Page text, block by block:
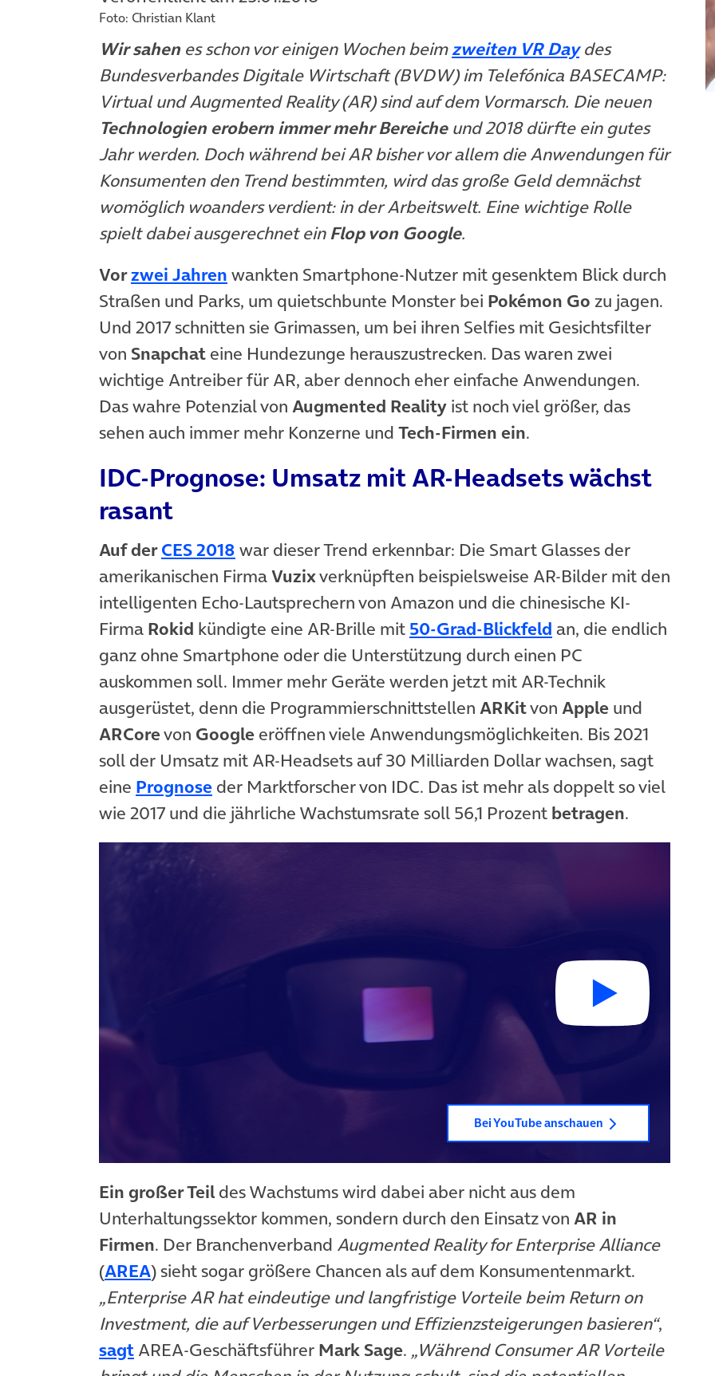
Foto: Christian Klant
Wir sahen es schon vor einigen Wochen beimzweiten VR Day(öffnet in
des
Bundesverbandes Digitale Wirtschaft (BVDW) im Telefónica BASECAMP:
Virtual und Augmented Reality (AR) sind auf dem Vormarsch. Die neuen
Technologien erobern immer mehr Bereicheund 2018 dürfte ein gutes
Jahr werden. Doch während bei ARbisher vor allem die Anwendungen für
Konsumenten den Trend bestimmten, wird das große Geld demnächst
womöglich woanders verdient: in der Arbeitswelt. Eine wichtige Rolle
spielt dabei ausgerechnet einFlop von Google.
Vorzwei Jahren (öffnet in neuem Tab)
wankten Smartphone-Nutzer mit gesenktem Blick durch
Straßen und Parks, um quietschbunte Monster bei Pokémon Go zu jagen.
Und 2017 schnitten sie Grimassen, um bei ihren Selfies mit Gesichtsfilter
von Snapchat eine Hundezunge herauszustrecken. Das waren zwei
wichtige Antreiber für AR, aber dennoch eher einfache Anwendungen.
Das wahre Potenzial von Augmented Reality ist noch viel größer, das
sehen auch immer mehr Konzerne und Tech-Firmen ein.
IDC-Prognose: Umsatz mit AR-Headsets wächst
rasant
Auf derCES 2018 (öffnet in neuem Tab)
war dieser Trend erkennbar: Die Smart Glasses der
amerikanischen FirmaVuzixverknüpften beispielsweise AR-Bilder mit den
intelligenten Echo-Lautsprechern von Amazon und die chinesische KI-
Firma Rokid kündigte eine AR-Brille mit 50-Grad-Blickfeld (öffnet in neuem
an, die endlich
ganz ohne Smartphone oder die Unterstützung durch einen PC
auskommen soll. Immer mehr Geräte werden jetzt mit AR-Technik
ausgerüstet, denn die Programmierschnittstellen ARKitvon Apple und
ARCorevon Google eröffnen viele Anwendungsmöglichkeiten. Bis 2021
soll der Umsatz mit AR-Headsets auf 30 Milliarden Dollar wachsen, sagt
eine Prognose(öffnet in neuem Tab)
der Marktforscher von IDC. Das ist mehr als doppelt so viel
wie 2017 und die jährliche Wachstumsrate soll 56,1 Prozent betragen.
Bei YouTube anschauen
Ein großer Teildes Wachstums wird dabei aber nicht aus dem
Unterhaltungssektor kommen, sondern durch den Einsatz von AR in
Firmen. Der Branchenverband Augmented Reality for Enterprise Alliance
(AREA(öffnet in neuem Tab)
) sieht sogar größere Chancen als auf dem Konsumentenmarkt.
„Enterprise AR hat eindeutige und langfristige Vorteile beim Return on
Investment, die auf Verbesserungen und Effizienzsteigerungen basieren“,
sagt(öffnet in neuem Tab)
AREA-Geschäftsführer Mark Sage. „Während Consumer AR Vorteile